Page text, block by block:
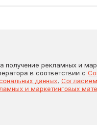
получение рекламных и
в соответствии с
данных, Согласием
и маркетинговых